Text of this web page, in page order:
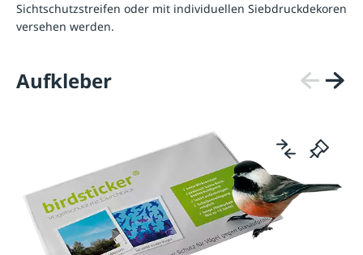
Sichtschutzstreifen oder mit individuellen Siebdruckdekoren
versehen werden.
Aufkleber